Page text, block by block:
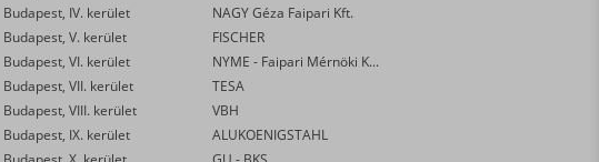
Budapest, IV. kerület
Budapest, V. kerület
Budapest, VI. kerület
Budapest, VII. kerület
Budapest, VIII. kerület
Budapest, IX. kerület
NAGY Géza Faipari Kft.
FISCHER
NYME - Faipari Mérnöki Kar
TESA
VBH
ALUKOENIGSTAHL